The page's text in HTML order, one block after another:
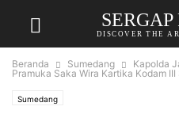
DISCOVER THE
Beranda Sumedang
Kapolda
Pramuka Saka Wira Kartika Kodam
Sumedang